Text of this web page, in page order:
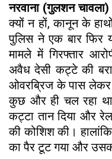
नरवाना (गुलशन चावला)
क्यों न हों, कानून के
पुलिस ने एक बार फिर
मामले में गिरफ्तार
अवैध देसी कट्टे की
ओवरब्रिज के पास लेकर
कुछ और ही चल रहा
कट्टा तान दिया और
की कोशिश की।
का पैर टूट गया और